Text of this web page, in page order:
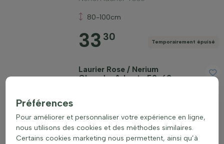
80-100cm
33 30 Temporairement épuisé
Laurier Rose / Nerium
Oleander Arbuste 50-60 cm
1870 Temporairement épuisé
Préférences
Pour améliorer et personnaliser votre expérience en ligne,
nous utilisons des cookies et des méthodes similaires.
Certains cookies marketing nous permettent, ainsi qu’à